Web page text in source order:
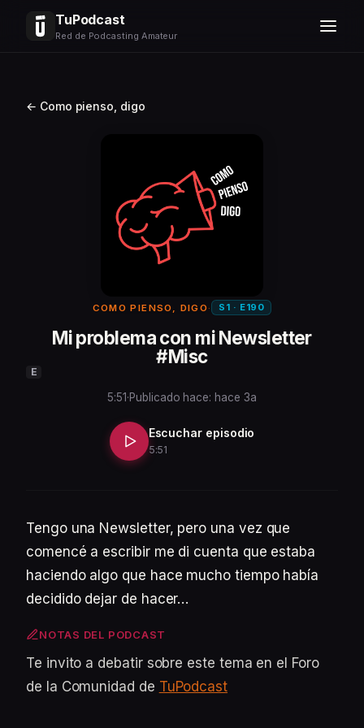
TuPodcast
Red de Podcasting Amateur
← Como pienso, digo
COMO PIENSO, DIGO · S1 · E190
Mi problema con mi Newsletter
#Misc
E
5:51·Publicado hace: hace 3a
Escuchar episodio
5:51
Tengo una Newsletter, pero una vez que
comencé a escribir me di cuenta que estaba
haciendo algo que hace mucho tiempo había
decidido dejar de hacer…
NOTAS DEL PODCAST
Te invito a debatir sobre este tema en el Foro
de la Comunidad de TuPodcast